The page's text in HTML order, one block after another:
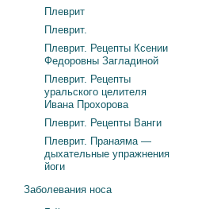
Плеврит
Плеврит.
Плеврит. Рецепты Ксении
Федоровны Загладиной
Плеврит. Рецепты
уральского целителя
Ивана Прохорова
Плеврит. Рецепты Ванги
Плеврит. Пранаяма —
дыхательные упражнения
йоги
Заболевания носа